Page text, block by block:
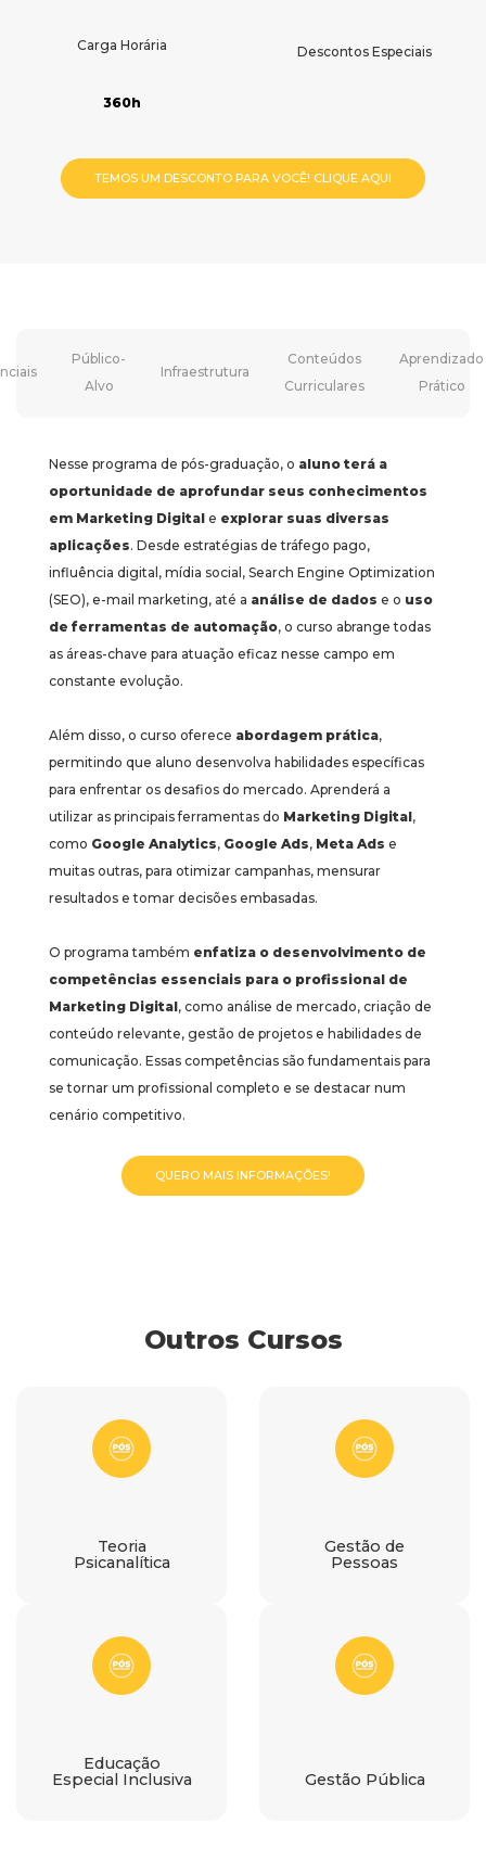
Carga Horária
360h
Descontos Especiais
TEMOS UM DESCONTO PARA VOCÊ! CLIQUE AQUI
Público-
Alvo
Infraestrutura
Conteúdos
Curriculares
Aprendizado
Prático
Nesse programa de pós-graduação, o aluno terá a
oportunidade de aprofundar seus conhecimentos
em Marketing Digital e explorar suas diversas
aplicações. Desde estratégias de tráfego pago,
influência digital, mídia social, Search Engine Optimization
(SEO), e-mail marketing, até a análise de dados e o uso
de ferramentas de automação, o curso abrange todas
as áreas-chave para atuação eficaz nesse campo em
constante evolução.
Além disso, o curso oferece abordagem prática,
permitindo que aluno desenvolva habilidades específicas
para enfrentar os desafios do mercado. Aprenderá a
utilizar as principais ferramentas do Marketing Digital,
como Google Analytics, Google Ads, Meta Ads e
muitas outras, para otimizar campanhas, mensurar
resultados e tomar decisões embasadas.
O programa também enfatiza o desenvolvimento de
competências essenciais para o profissional de
Marketing Digital, como análise de mercado, criação de
conteúdo relevante, gestão de projetos e habilidades de
comunicação. Essas competências são fundamentais para
se tornar um profissional completo e se destacar num
cenário competitivo.
QUERO MAIS INFORMAÇÕES!
Outros Cursos
Teoria
Psicanalítica
Gestão de
Pessoas
Educação
Especial Inclusiva
Gestão Pública